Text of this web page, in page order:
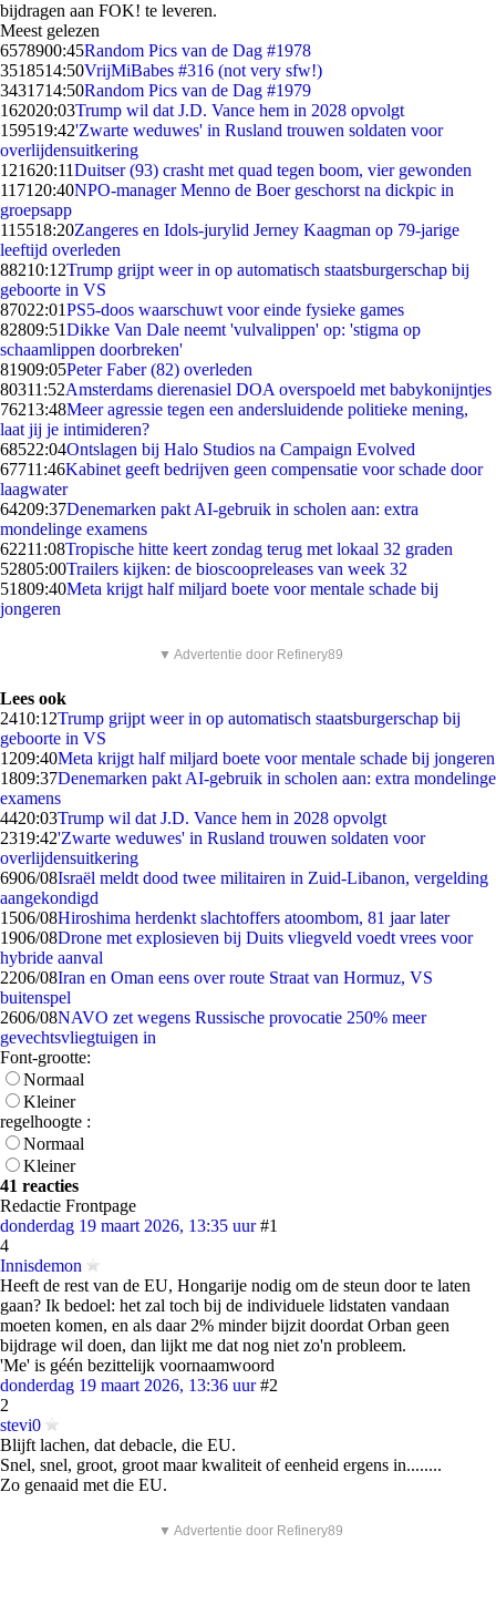
bijdragen aan FOK! te leveren.
Meest gelezen
6578900:45Random Pics van de Dag #1978
3518514:50VrijMiBabes #316 (not very sfw!)
3431714:50Random Pics van de Dag #1979
162020:03Trump wil dat J.D. Vance hem in 2028 opvolgt
159519:42'Zwarte weduwes' in Rusland trouwen soldaten voor
overlijdensuitkering
121620:11Duitser (93) crasht met quad tegen boom, vier gewonden
1171 20:40NPO-manager Menno de Boer geschorst na dickpic in
groepsapp
115518:20Zangeres en Idols-jurylid Jerney Kaagman op 79-jarige
leeftijd overleden
88210:12Trump grijpt weer in op automatisch staatsburgerschap bij
geboorte in VS
87022:01PS5-doos waarschuwt voor einde fysieke games
82809:51Dikke Van Dale neemt 'vulvalippen' op: 'stigma op
schaamlippen doorbreken'
81909:05Peter Faber (82) overleden
80311:52Amsterdams dierenasiel DOA overspoeld met babykonijntjes
76213:48Meer agressie tegen een andersluidende politieke mening,
laat jij je intimideren?
68522:04Ontslagen bij Halo Studios na Campaign Evolved
67711:46Kabinet geeft bedrijven geen compensatie voor schade door
laagwater
64209:37Denemarken pakt AI-gebruik in scholen aan: extra
mondelinge examens
62211:08Tropische hitte keert zondag terug met lokaal 32 graden
52805:00Trailers kijken: de bioscoopreleases van week 32
51809:40Meta krijgt half miljard boete voor mentale schade bij
jongeren
▼ Advertentie door Refinery89
Lees ook
2410:12Trump grijpt weer in op automatisch staatsburgerschap bij
geboorte in VS
1209:40Meta krijgt half miljard boete voor mentale schade bij jongeren
1809:37Denemarken pakt AI-gebruik in scholen aan: extra mondelinge
examens
4420:03Trump wil dat J.D. Vance hem in 2028 opvolgt
2319:42'Zwarte weduwes' in Rusland trouwen soldaten voor
overlijdensuitkering
6906/08Israël meldt dood twee militairen in Zuid-Libanon, vergelding
aangekondigd
1506/08Hiroshima herdenkt slachtoffers atoombom, 81 jaar later
1906/08Drone met explosieven bij Duits vliegveld voedt vrees voor
hybride aanval
2206/08Iran en Oman eens over route Straat van Hormuz, VS
buitenspel
2606/08NAVO zet wegens Russische provocatie 250% meer
gevechtsvliegtuigen in
Font-grootte:
Normaal
Kleiner
regelhoogte :
Normaal
Kleiner
41 reacties
Redactie Frontpage
donderdag 19 maart 2026, 13:35 uur #1
4
Innisdemon
Heeft de rest van de EU, Hongarije nodig om de steun door te laten
gaan? Ik bedoel: het zal toch bij de individuele lidstaten vandaan
moeten komen, en als daar 2% minder bijzit doordat Orban geen
bijdrage wil doen, dan lijkt me dat nog niet zo'n probleem.
'Me' is géén bezittelijk voornaamwoord
donderdag 19 maart 2026, 13:36 uur #2
2
stevi0
Blijft lachen, dat debacle, die EU.
Snel, snel, groot, groot maar kwaliteit of eenheid ergens in........
Zo genaaid met die EU.
▼ Advertentie door Refinery89